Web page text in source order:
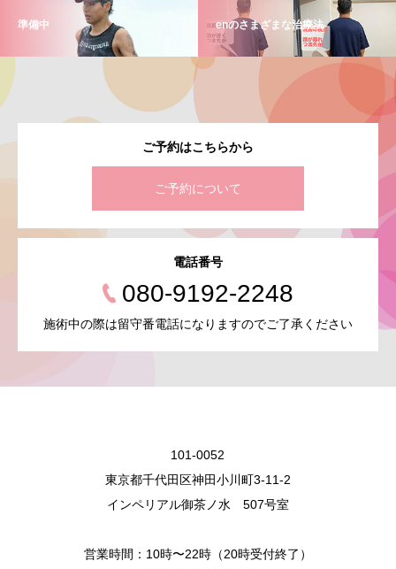
準備中 enのさまざまな治療法
ご予約はこちらから
ご予約について
電話番号
080-9192-2248
施術中の際は留守番電話になりますのでご了承ください
101-0052
東京都千代田区神田小川町3-11-2
インペリアル御茶ノ水 507号室
営業時間：10時〜22時（20時受付終了）